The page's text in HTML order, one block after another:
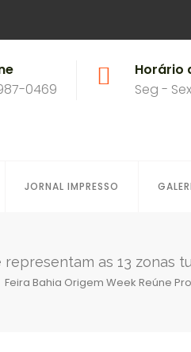
0469
Horário
Seg -
JORNAL IMPRESSO
as 13 zonas
Feira Bahia Origem Week Reúne